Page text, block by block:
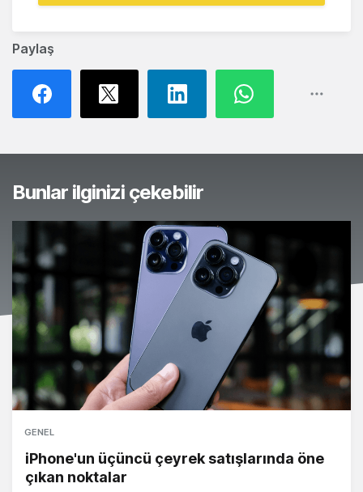
Paylaş
Bunlar ilginizi çekebilir
GENEL
iPhone'un üçüncü çeyrek satışlarında öne
çıkan noktalar